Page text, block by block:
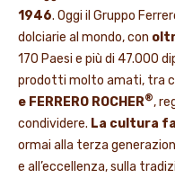
1946. Oggi il Gruppo
dolciarie al mondo, con
170 Paesi e più di 47.000
prodotti molto amati, tra
e FERRERO ROCHER®,
condividere. La cultura
ormai alla terza
e all’eccellenza, sulla